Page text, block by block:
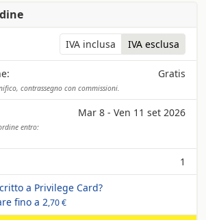
IVA inclusa IVA esclusa
Gratis
contrassegno con commissioni.
Mar 8 - Ven 11 set 2026
entro:
1
a Privilege Card?
fino a 2,70 €